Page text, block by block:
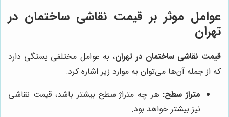
عوامل موثر بر قیمت نقاشی ساختمان در
تهران
قیمت نقاشی ساختمان در تهران، به عوامل مختلفی بستگی دارد
که از جمله آن‌ها می‌توان به موارد زیر اشاره کرد:
متراژ سطح: هر چه متراژ سطح بیشتر باشد، قیمت نقاشی
نیز بیشتر خواهد بود.